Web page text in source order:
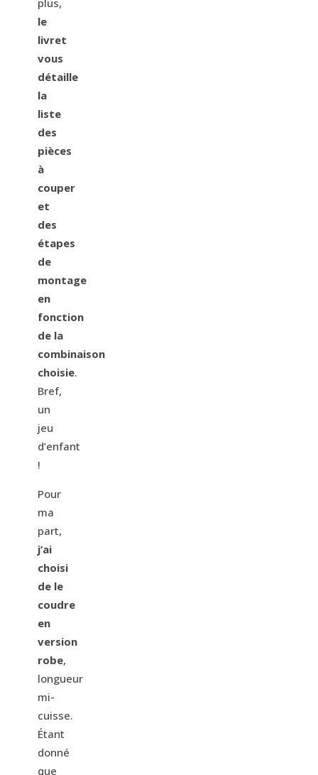
plus,
le
livret
vous
détaille
la
liste
des
pièces
à
couper
et
des
étapes
de
montage
en
fonction
de la
combinaison
choisie.
Bref,
un
jeu
d’enfant
!
Pour
ma
part,
j’ai
choisi
de le
coudre
en
version
robe,
longueur
mi-
cuisse.
Étant
donné
que